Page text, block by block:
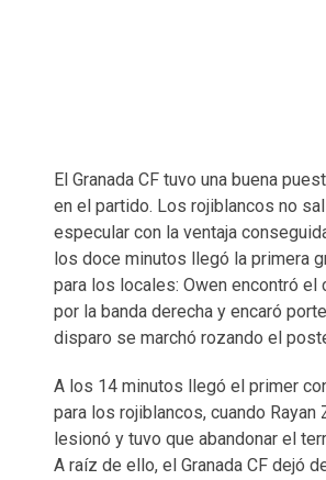
El Granada CF tuvo una buena
en el partido. Los rojiblancos no
especular con la ventaja
los doce minutos llegó la primera
para los locales: Owen encontró el
por la banda derecha y encaró
disparo se marchó rozando el
A los 14 minutos llegó el primer
para los rojiblancos, cuando Rayan
lesionó y tuvo que abandonar el
A raíz de ello, el Granada CF dejó